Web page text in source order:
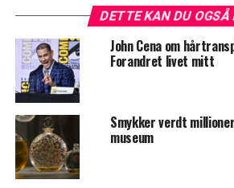
DETTE KAN DU OGSÅ
John Cena om
Forandret livet mitt
Smykker verdt
museum